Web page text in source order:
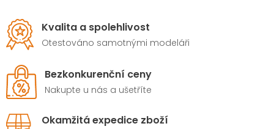
Kvalita a spolehlivost
Otestováno samotnými modeláři
Bezkonkurenční ceny
Nakupte u nás a ušetříte
Okamžitá expedice zboží